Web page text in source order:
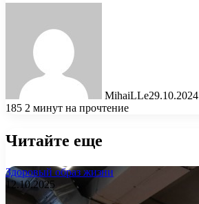
MihaiLLe29.10.2024
185 2 минут на прочтение
Читайте еще
Здоровый образ жизни
12.10.2025